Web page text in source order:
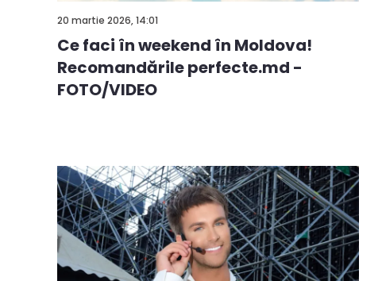
20 martie 2026, 14:01
Ce faci în weekend în Moldova!
Recomandările perfecte.md -
FOTO/VIDEO